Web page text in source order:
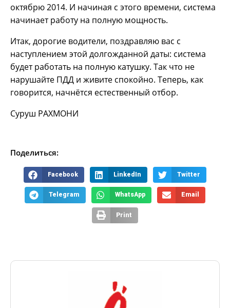
октябрю 2014. И начиная с этого времени, система
начинает работу на полную мощность.
Итак, дорогие водители, поздравляю вас с
наступлением этой долгожданной даты: система
будет работать на полную катушку. Так что не
нарушайте ПДД и живите спокойно. Теперь, как
говорится, начнётся естественный отбор.
Суруш РАХМОНИ
Поделиться:
Facebook LinkedIn Twitter
Telegram WhatsApp Email
Print